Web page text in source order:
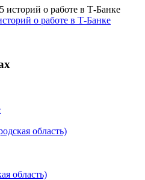
о работе в Т-Банке
область)
область)